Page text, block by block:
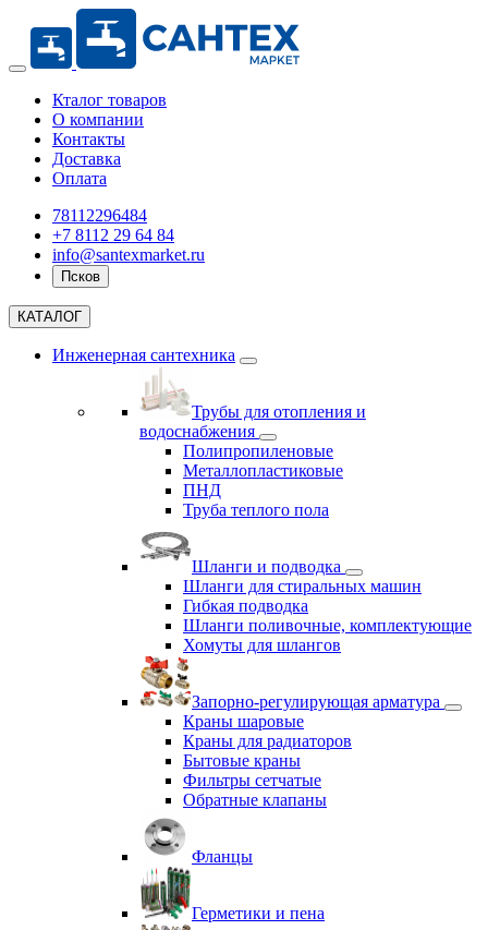
Кталог товаров
О компании
Контакты
Доставка
Оплата
78112296484
+7 8112 29 64 84
info@santexmarket.ru
Псков
КАТАЛОГ
Инженерная сантехника
Трубы для отопления и
водоснабжения
Полипропиленовые
Металлопластиковые
ПНД
Труба теплого пола
Шланги и подводка
Шланги для стиральных машин
Гибкая подводка
Шланги поливочные, комплектующие
Хомуты для шлангов
Запорно-регулирующая арматура
Краны шаровые
Краны для радиаторов
Бытовые краны
Фильтры сетчатые
Обратные клапаны
Фланцы
Герметики и пена